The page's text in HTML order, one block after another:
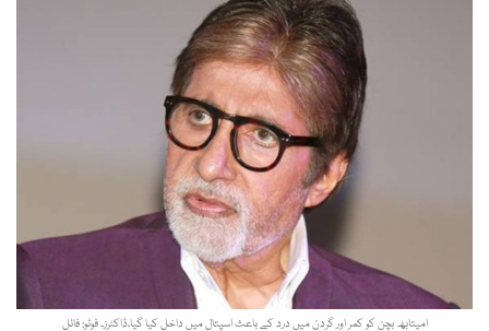
امیتابھ بچن کو کمر اور گردن میں درد کے باعث اسپتال میں داخل کیا گیا،ڈاکٹرز۔ فوٹو: فائل